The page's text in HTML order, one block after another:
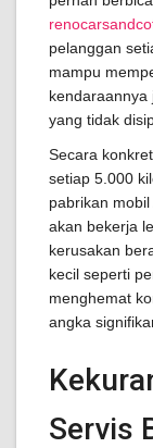
pelanggan
mampu
kendaraannya
yang tidak
Secara
setiap 5.000
pabrikan
akan bekerja
kerusakan
kecil seperti
menghemat
angka
Servis